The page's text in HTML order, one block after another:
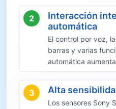
2
Interacción
automática
El control por voz,
barras y varias
automática
3 Alta
Los sensores Sony